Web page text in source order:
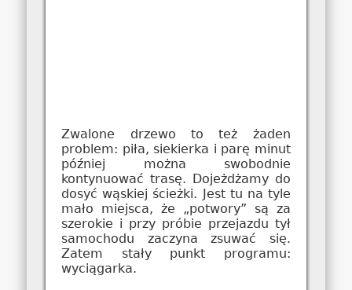
Zwalone drzewo to też żaden
problem: piła, siekierka i parę minut
później można swobodnie
kontynuować trasę. Dojeżdżamy do
dosyć wąskiej ścieżki. Jest tu na tyle
mało miejsca, że „potwory” są za
szerokie i przy próbie przejazdu tył
samochodu zaczyna zsuwać się.
Zatem stały punkt programu:
wyciągarka.